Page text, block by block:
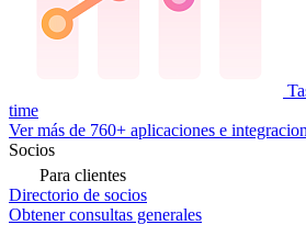
time
Ver más de 760+ aplicaciones e
Socios
Para clientes
Directorio de socios
Obtener consultas generales